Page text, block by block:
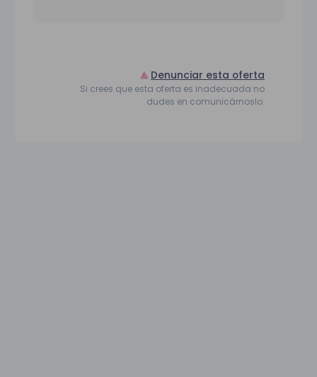
Denunciar esta oferta
Si crees que esta oferta es inadecuada no
dudes en comunicárnoslo.